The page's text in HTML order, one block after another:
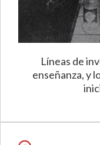
Líneas de
enseñanza, y